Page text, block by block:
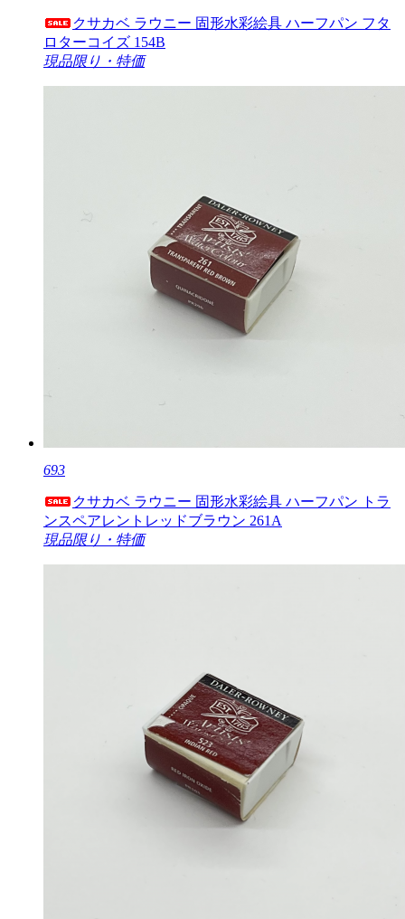
クサカベ ラウニー 固形水彩絵具 ハーフパン フタ
ロターコイズ 154B
現品限り・特価
693
クサカベ ラウニー 固形水彩絵具 ハーフパン トラ
ンスペアレントレッドブラウン 261A
現品限り・特価